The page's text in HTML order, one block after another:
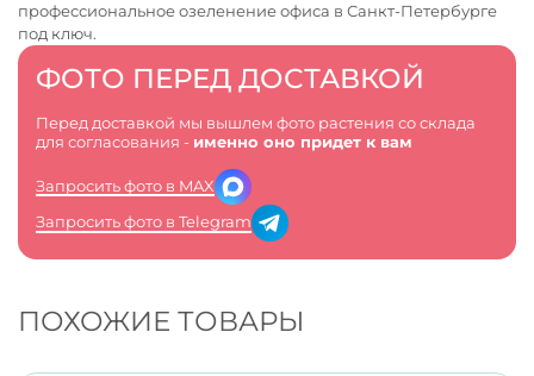
ФОТО ПЕРЕД ДОСТАВКОЙ
Перед доставкой мы вышлем фото растения со склада
для согласования - именно оно придет к вам
Запросить фото в MAX
Запросить фото в Telegram
профессиональноеозеленение офиса в Санкт-Петербурге
под ключ.
ПОХОЖИЕ ТОВАРЫ